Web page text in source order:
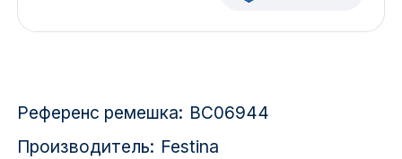
1 Поселок
Референс ремешка: BC06944
Производитель: Festina